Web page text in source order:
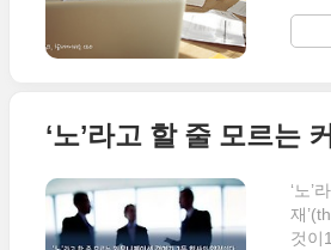
‘노’
재
것이